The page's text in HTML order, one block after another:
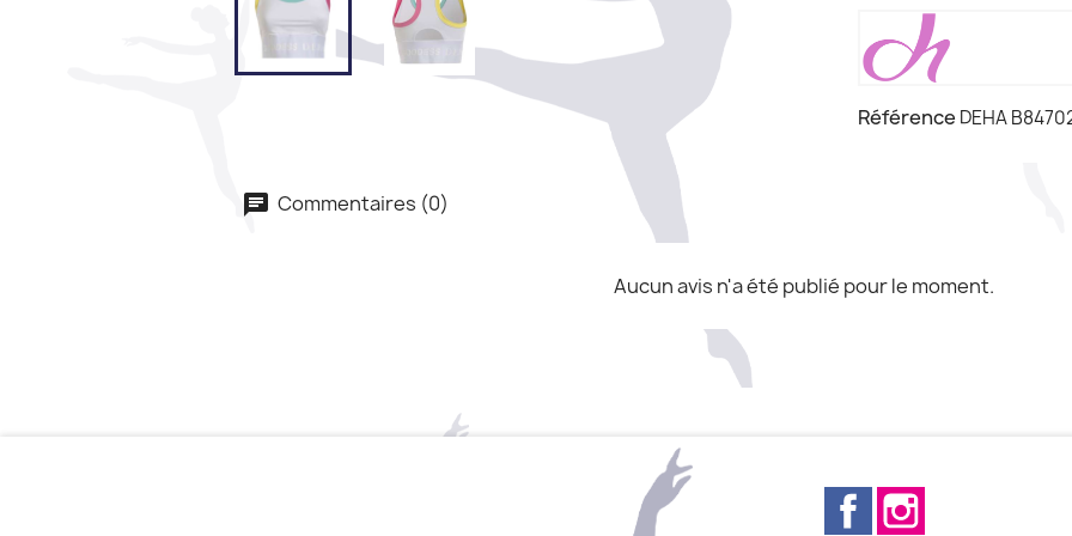
Référence DEHA
Commentaires (0)
Aucun avis n'a été publié pour le moment.
Facebook